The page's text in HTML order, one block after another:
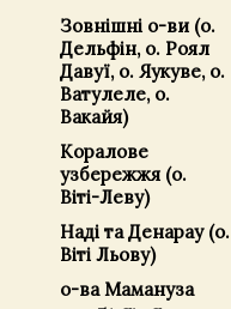
Зовнішні о-ви (о.
Дельфін, о. Роял
Давуї, о. Яукуве, о.
Ватулеле, о.
Вакайя)
Коралове
узбережжя (о.
Віті-Леву)
Наді та Денарау (о.
Віті Льову)
о-ва Мамануза